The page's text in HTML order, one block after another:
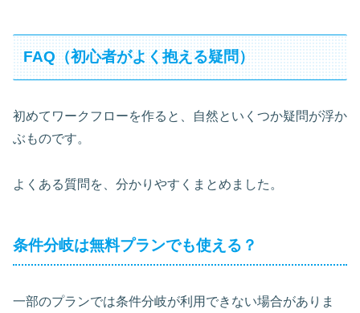
FAQ（初心者がよく抱える疑問）
初めてワークフローを作ると、自然といくつか疑問が浮か
ぶものです。
よくある質問を、分かりやすくまとめました。
条件分岐は無料プランでも使える？
一部のプランでは条件分岐が利用できない場合がありま